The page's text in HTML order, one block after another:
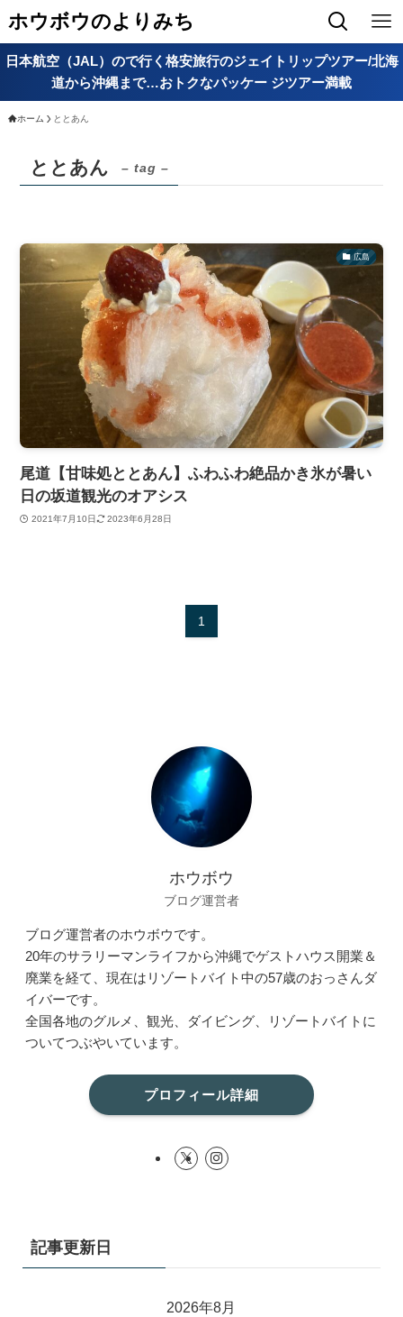
ホウボウのよりみち
日本航空（JAL）ので行く格安旅行のジェイトリップツアー/北海
道から沖縄まで…おトクなパッケー ジツアー満載
ホーム ととあん
ととあん – tag –
広島
尾道【甘味処ととあん】ふわふわ絶品かき氷が暑い
日の坂道観光のオアシス
2021年7月10日 2023年6月28日
1
ホウボウ
ブログ運営者
ブログ運営者のホウボウです。
20年のサラリーマンライフから沖縄でゲストハウス開業＆
廃業を経て、現在はリゾートバイト中の57歳のおっさんダ
イバーです。
全国各地のグルメ、観光、ダイビング、リゾートバイトに
ついてつぶやいています。
プロフィール詳細
記事更新日
2026年8月